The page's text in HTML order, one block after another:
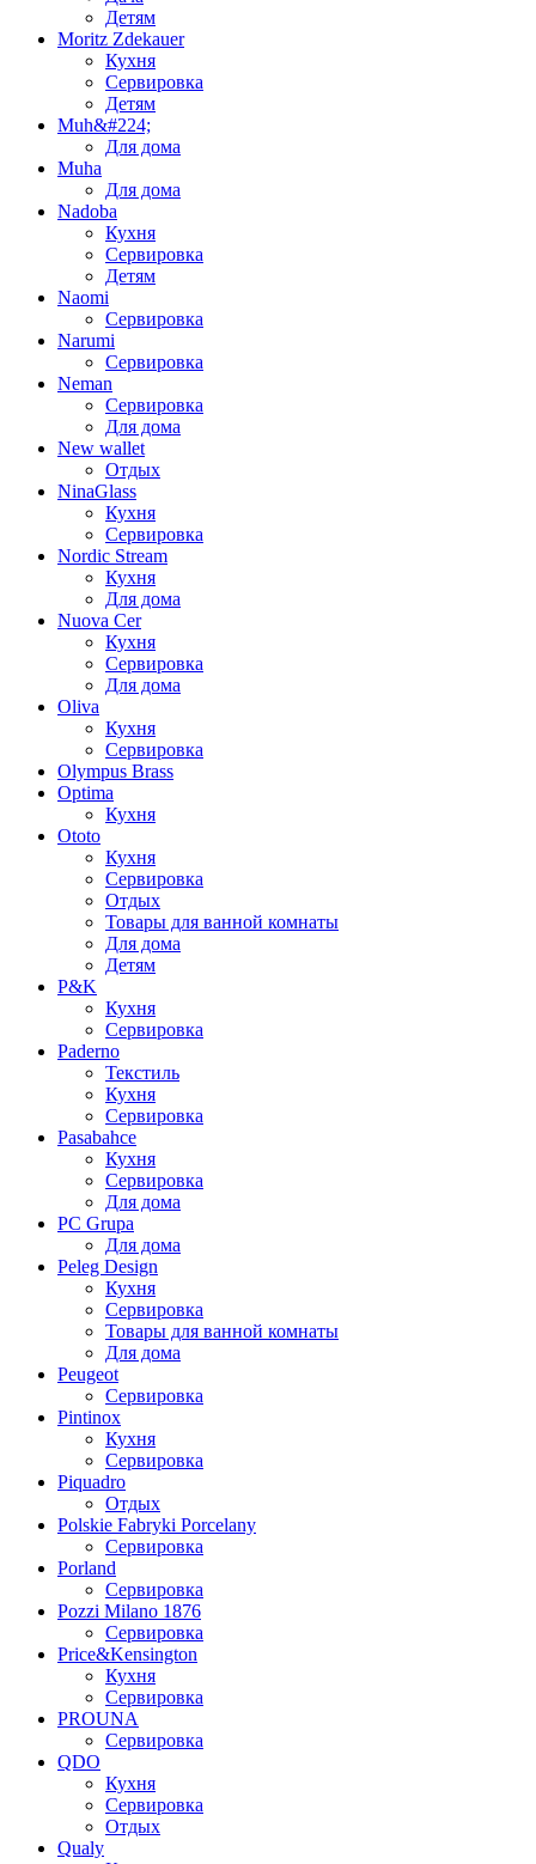
Детям
Moritz Zdekauer
Кухня
Сервировка
Детям
Muh&#224;
Для дома
Muha
Для дома
Nadoba
Кухня
Сервировка
Детям
Naomi
Сервировка
Narumi
Сервировка
Neman
Сервировка
Для дома
New wallet
Отдых
NinaGlass
Кухня
Сервировка
Nordic Stream
Кухня
Для дома
Nuova Cer
Кухня
Сервировка
Для дома
Oliva
Кухня
Сервировка
Olympus Brass
Optima
Кухня
Ototo
Кухня
Сервировка
Отдых
Товары для ванной комнаты
Для дома
Детям
P&K
Кухня
Сервировка
Paderno
Текстиль
Кухня
Сервировка
Pasabahce
Кухня
Сервировка
Для дома
PC Grupa
Для дома
Peleg Design
Кухня
Сервировка
Товары для ванной комнаты
Для дома
Peugeot
Сервировка
Pintinox
Кухня
Сервировка
Piquadro
Отдых
Polskie Fabryki Porcelany
Сервировка
Porland
Сервировка
Pozzi Milano 1876
Сервировка
Price&Kensington
Кухня
Сервировка
PROUNA
Сервировка
QDO
Кухня
Сервировка
Отдых
Qualy